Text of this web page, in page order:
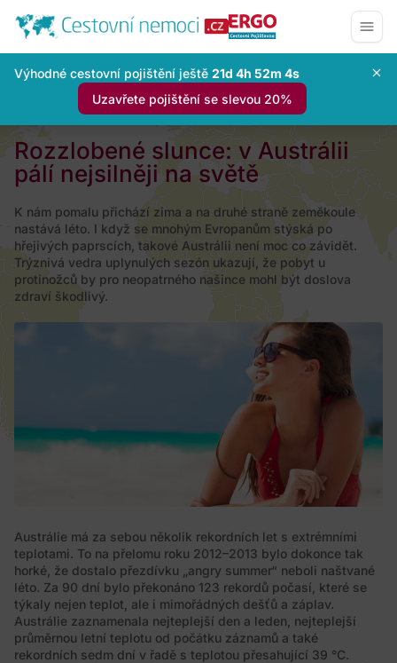
Výhodné cestovní pojištění ještě 21d 4h 52m 3s
Uzavřete pojištění se slevou 20%
Rozzlobené slunce: v Austrálii
pálí nejsilněji na světě
K nám pomalu přichází zima a na druhé straně zeměkoule
nastává léto. I když se mnohým Evropanům stýská po
hřejivých paprscích, takové Austrálii není moc co závidět.
Trýznivá vedra uplynulých sezón ukazují, že pobyt u
protinožců by pro neopatrného našince mohl být doslova
zdraví škodlivý.
Austrálie má za sebou několik rekordních let s extrémními
teplotami. To na přelomu roku 2012–2013 bylo dokonce tak
horké, že dostalo přezdívku „angry summer“ neboli naštvané
léto. Za 90 dní bylo překonáno 123 rekordů počasí, které se
týkaly nejen teplot, ale i mimořádných dešťů a záplav.
Austrálie zaznamenala nejteplejší den a leden, nejteplejší
průměrnou letní teplotu od počátku záznamů a také
rekordních sedm dní v řadě s teplotou přesahující 39 °C.